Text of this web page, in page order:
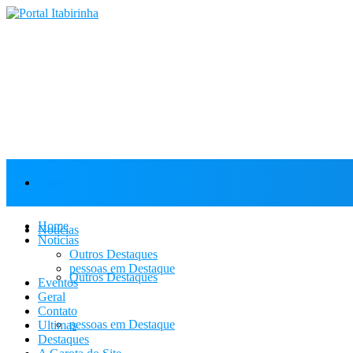
Notícias
Outros Destaques
pessoas em Destaque
Home
Notícias
Outros Destaques
pessoas em Destaque
Eventos
Geral
Contato
Ultimas
Destaques